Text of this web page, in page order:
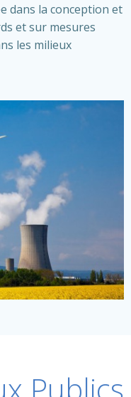
dans la conception et
et sur mesures
les milieux